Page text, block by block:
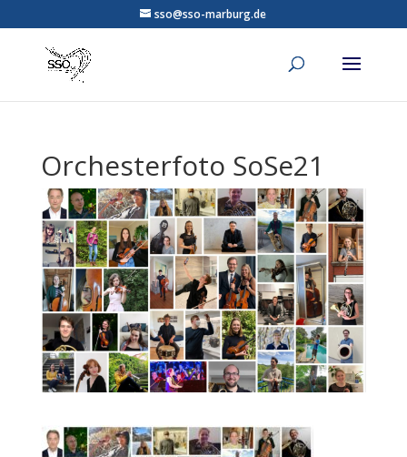
sso@sso-marburg.de
Orchesterfoto SoSe21